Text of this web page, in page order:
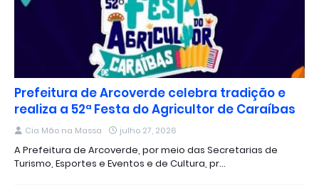
Prefeitura de Arcoverde celebra tradição e
realiza a 52ª Festa do Agricultor de Caraíbas
Cia Mão na Massa julho 27, 2026
A Prefeitura de Arcoverde, por meio das Secretarias de
Turismo, Esportes e Eventos e de Cultura, pr…